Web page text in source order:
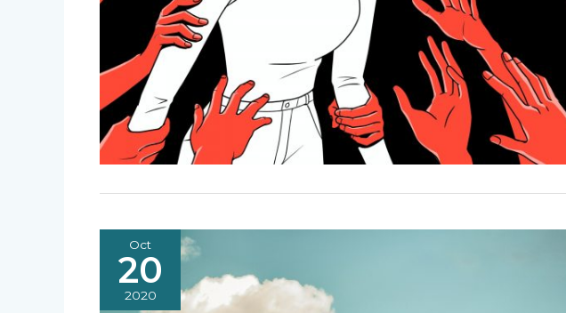
Oct
20
2020